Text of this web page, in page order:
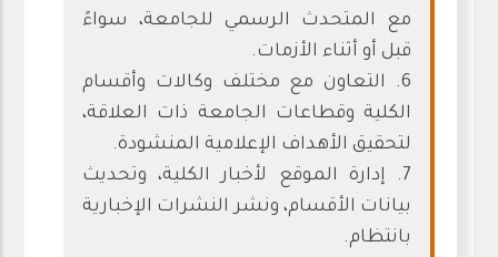
مع المتحدث الرسمي للجامعة، سواءً
قبل أو أثناء الأزمات.
6. التعاون مع مختلف وكالات وأقسام
الكلية وقطاعات الجامعة ذات العلاقة،
لتحقيق الأهداف الإعلامية المنشودة.
7. إدارة الموقع لأخبار الكلية، وتحديث
بيانات الأقسام، ونشر النشرات الإخبارية
بانتظام.